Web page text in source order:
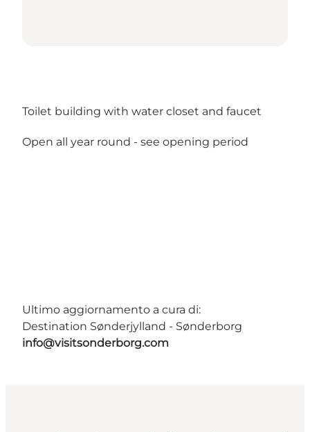
Toilet building with water closet and faucet
Open all year round - see opening period
Ultimo aggiornamento a cura di:
Destination Sønderjylland - Sønderborg
info@visitsonderborg.com